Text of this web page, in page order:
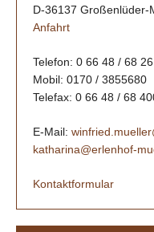
D-36137 Großenlüder-
Anfahrt
Telefon: 0 66 48 / 68 26
Mobil: 0170 / 3855680
Telefax: 0 66 48 / 68
E-Mail:
katharina@erlenhof-
Kontaktformular